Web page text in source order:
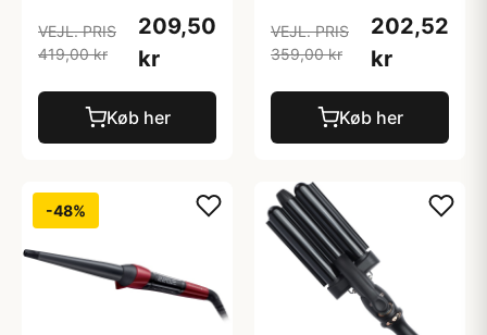
VEJL. PRIS
419,00 kr
209,50
kr
Køb her
VEJL. PRIS
359,00 kr
202,52
kr
Køb her
-48%